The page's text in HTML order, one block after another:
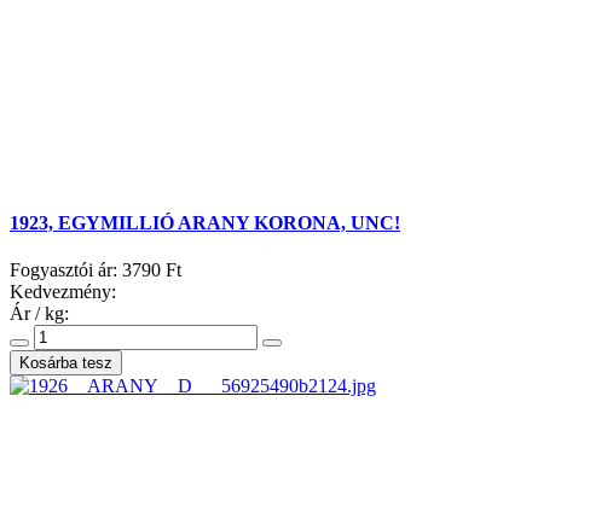
1923, EGYMILLIÓ ARANY KORONA, UNC!
Fogyasztói ár: 3790 Ft
Kedvezmény:
Ár / kg: